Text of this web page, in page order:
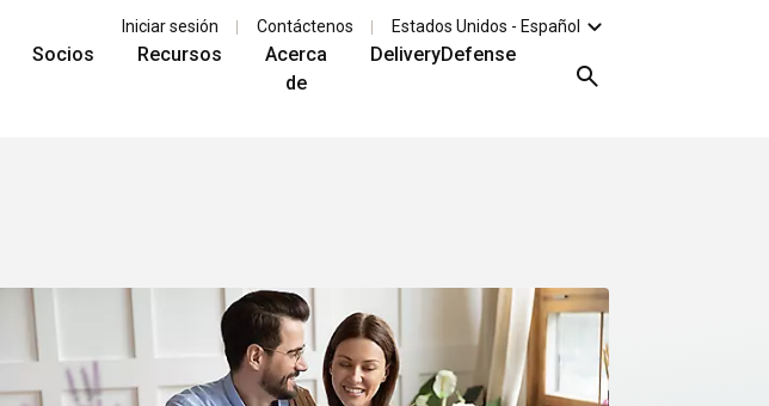
Iniciar sesión Contáctenos Estados Unidos - Español
Socios Recursos
Acerca
de
DeliveryDefense